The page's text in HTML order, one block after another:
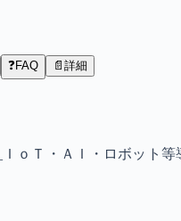
❓FAQ 📄 詳細
ｏＴ・ＡＩ・ロボット